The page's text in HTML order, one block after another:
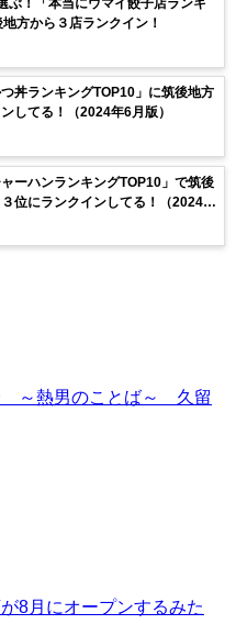
ぶ！「本当にウマイ餃子店ランキ
方から３店ランクイン！
丼ランキングTOP10」に筑後地方
してる！（2024年6月版）
ーハンランキングTOP10」で筑後
位にランクインしてる！（2024年
～熱男のことば～ 久留
8月にオープンするみた